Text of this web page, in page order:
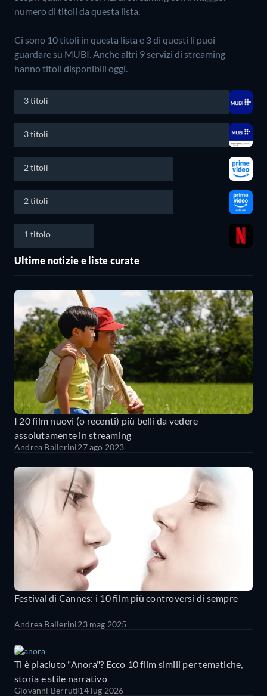
numero di titoli da questa lista.
Ci sono 10 titoli in questa lista e 3 di questi li puoi
guardare su MUBI.Anche altri 9 servizi di streaming
hanno titoli disponibili oggi.
3 titoli
3 titoli
2 titoli
2 titoli
1 titolo
Ultime notizie e liste curate
I 20 film nuovi (o recenti) più belli da vedere
assolutamente in streaming
Andrea Ballerini27 ago 2023
Festival di Cannes: i 10 film più controversi di sempre
Andrea Ballerini23 mag 2025
Ti è piaciuto "Anora"? Ecco 10 film simili per tematiche,
storia e stile narrativo
Giovanni Berruti14 lug 2026